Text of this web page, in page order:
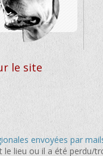
le site
envoyées par
lieu ou il a été perdu/